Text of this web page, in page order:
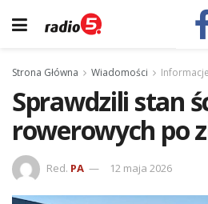
Strona Główna Wiadomości Informacje
Sprawdzili stan
rowerowych po
Red. PA 12 maja 2026